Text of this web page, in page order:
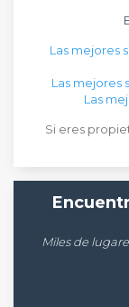
Las mejores
Las mejores
Las
Si eres
Miles de